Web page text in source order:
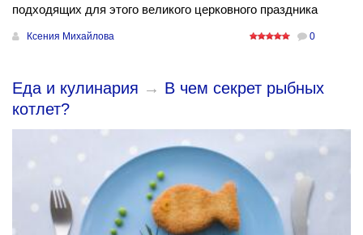
подходящих для этого великого церковного праздника
Ксения Михайлова 0
Еда и кулинария → В чем секрет рыбных
котлет?